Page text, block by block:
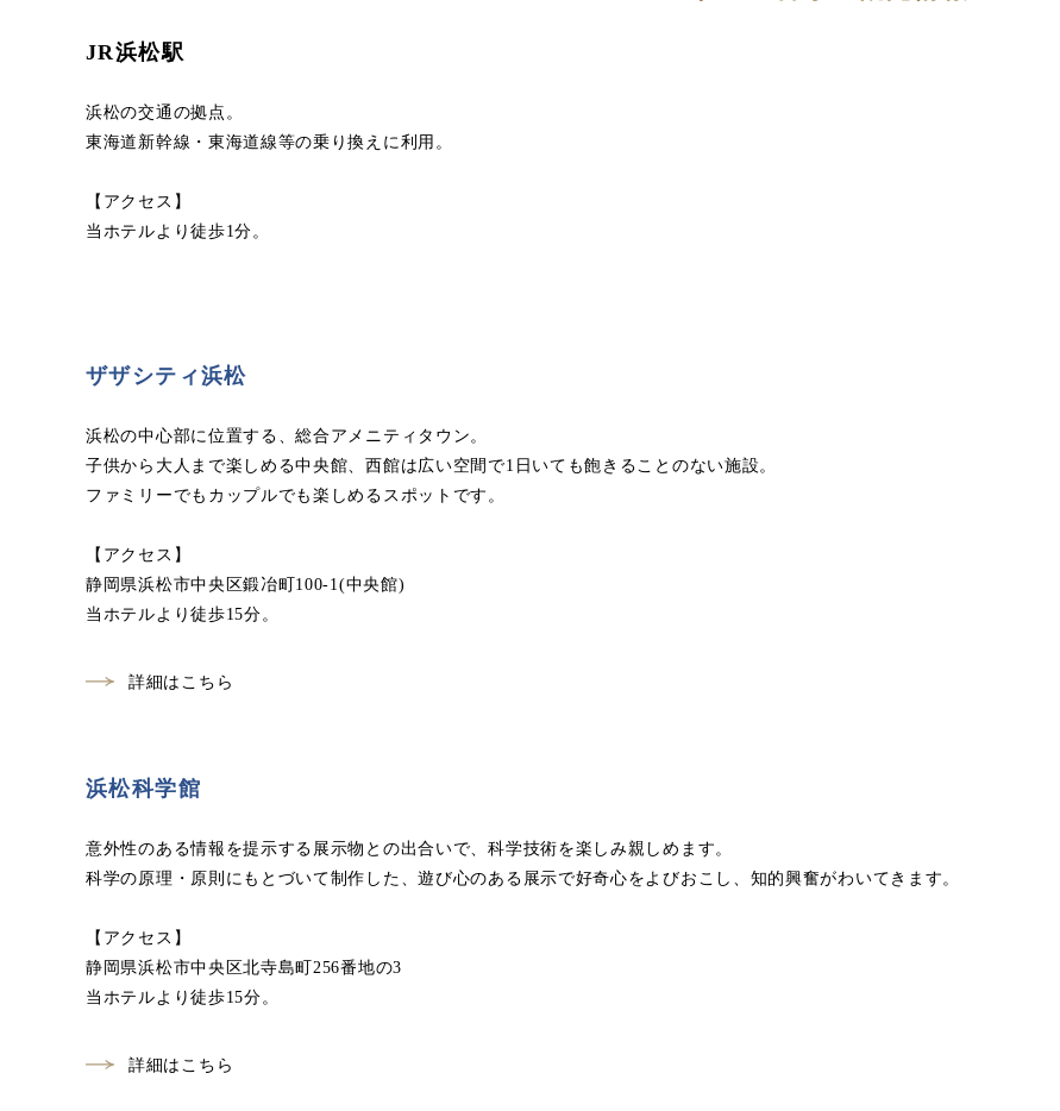
JR浜松駅
浜松の交通の拠点。
東海道新幹線・東海道線等の乗り換えに利用。
【アクセス】
当ホテルより徒歩1分。
ザザシティ浜松
浜松の中心部に位置する、総合アメニティタウン。
子供から大人まで楽しめる中央館、西館は広い空間で1日いても飽きることのない施設。
ファミリーでもカップルでも楽しめるスポットです。
【アクセス】
静岡県浜松市中央区鍛冶町100-1(中央館)
当ホテルより徒歩15分。
詳細はこちら
浜松科学館
意外性のある情報を提示する展示物との出合いで、科学技術を楽しみ親しめます。
科学の原理・原則にもとづいて制作した、遊び心のある展示で好奇心をよびおこし、知的興奮がわいてきます。
【アクセス】
静岡県浜松市中央区北寺島町256番地の3
当ホテルより徒歩15分。
詳細はこちら